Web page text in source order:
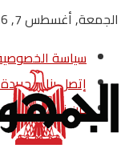
الجمعة, أغسطس 7, 2026
سياسة
إتصل بنا –
من نحن –